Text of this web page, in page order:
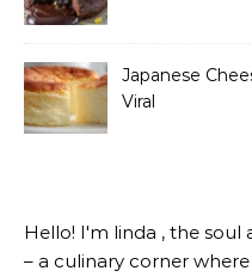
Japanese
Viral
Hello! I'm linda , the soul
– a culinary corner